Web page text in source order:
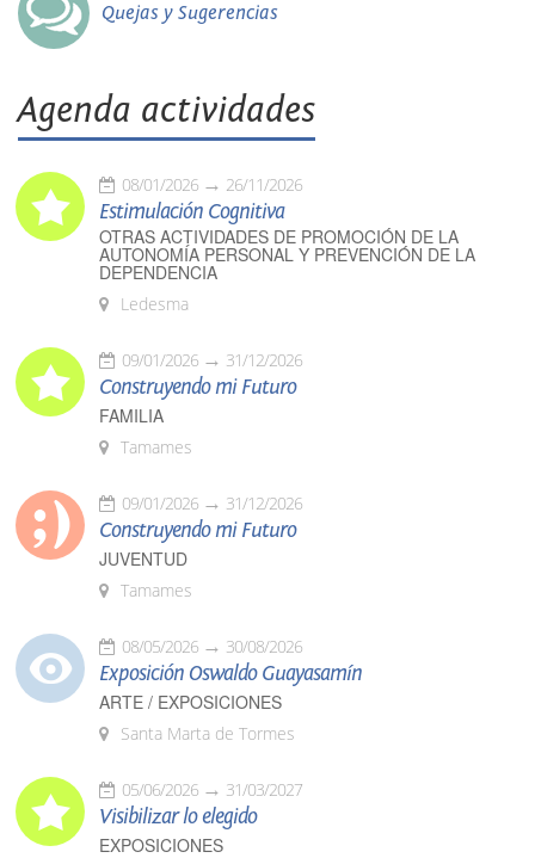
Quejas y Sugerencias
Agenda actividades
08/01/2026 26/11/2026
Estimulación Cognitiva
OTRAS ACTIVIDADES DE PROMOCIÓN DE LA
AUTONOMÍA PERSONAL Y PREVENCIÓN DE LA
DEPENDENCIA
Ledesma
09/01/2026 31/12/2026
Construyendo mi Futuro
FAMILIA
Tamames
09/01/2026 31/12/2026
Construyendo mi Futuro
JUVENTUD
Tamames
08/05/2026 30/08/2026
Exposición Oswaldo Guayasamín
ARTE / EXPOSICIONES
Santa Marta de Tormes
05/06/2026 31/03/2027
Visibilizar lo elegido
EXPOSICIONES